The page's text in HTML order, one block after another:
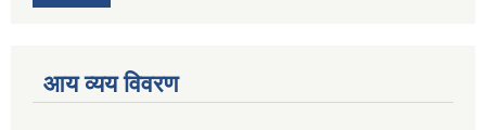
आय व्यय विवरण